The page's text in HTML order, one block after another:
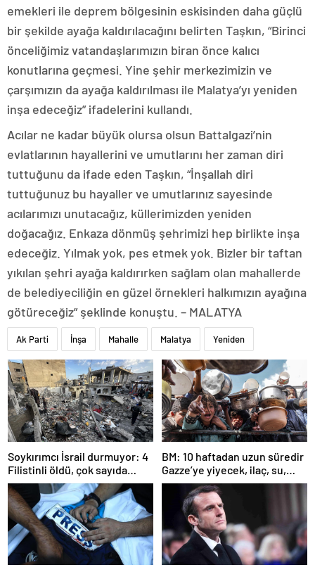
emekleri ile deprem bölgesinin eskisinden daha güçlü
bir şekilde ayağa kaldırılacağını belirten Taşkın, “Birinci
önceliğimiz vatandaşlarımızın biran önce kalıcı
konutlarına geçmesi. Yine şehir merkezimizin ve
çarşımızın da ayağa kaldırılması ile Malatya’yı yeniden
inşa edeceğiz” ifadelerini kullandı.
Acılar ne kadar büyük olursa olsun Battalgazi’nin
evlatlarının hayallerini ve umutlarını her zaman diri
tuttuğunu da ifade eden Taşkın, “İnşallah diri
tuttuğunuz bu hayaller ve umutlarınız sayesinde
acılarımızı unutacağız, küllerimizden yeniden
doğacağız. Enkaza dönmüş şehrimizi hep birlikte inşa
edeceğiz. Yılmak yok, pes etmek yok. Bizler bir taftan
yıkılan şehri ayağa kaldırırken sağlam olan mahallerde
de belediyeciliğin en güzel örnekleri halkımızın ayağına
götüreceğiz” şeklinde konuştu. – MALATYA
Ak Parti İnşa Mahalle Malatya Yeniden
Soykırımcı İsrail durmuyor: 4
Filistinli öldü, çok sayıda
yaralı var
BM: 10 haftadan uzun süredir
Gazze’ye yiyecek, ilaç, su,
çadır girmedi